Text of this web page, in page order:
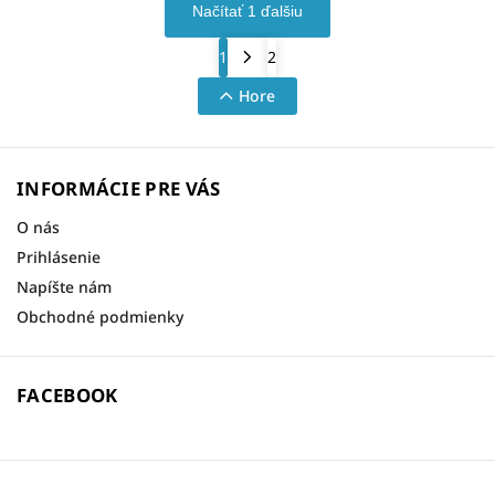
Načítať 1 ďalšiu
1
2
Hore
INFORMÁCIE PRE VÁS
O nás
Prihlásenie
Napíšte nám
Obchodné podmienky
FACEBOOK